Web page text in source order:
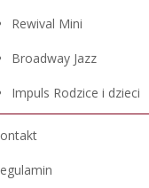
Rewival Mini
Broadway Jazz
Impuls Rodzice i dzieci